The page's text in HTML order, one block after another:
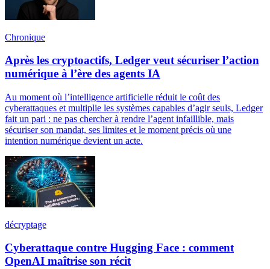
Chronique
Après les cryptoactifs, Ledger veut sécuriser l’action
numérique à l’ère des agents IA
Au moment où l’intelligence artificielle réduit le coût des
cyberattaques et multiplie les systèmes capables d’agir seuls, Ledger
fait un pari : ne pas chercher à rendre l’agent infaillible, mais
sécuriser son mandat, ses limites et le moment précis où une
intention numérique devient un acte.
décryptage
Cyberattaque contre Hugging Face : comment
OpenAI maîtrise son récit